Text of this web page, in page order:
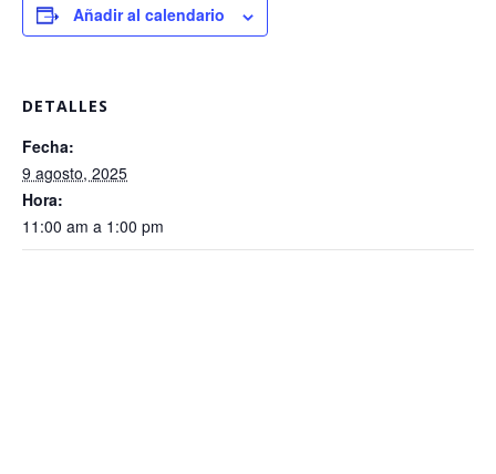
Añadir al calendario
DETALLES
Fecha:
9 agosto, 2025
Hora:
11:00 am a 1:00 pm